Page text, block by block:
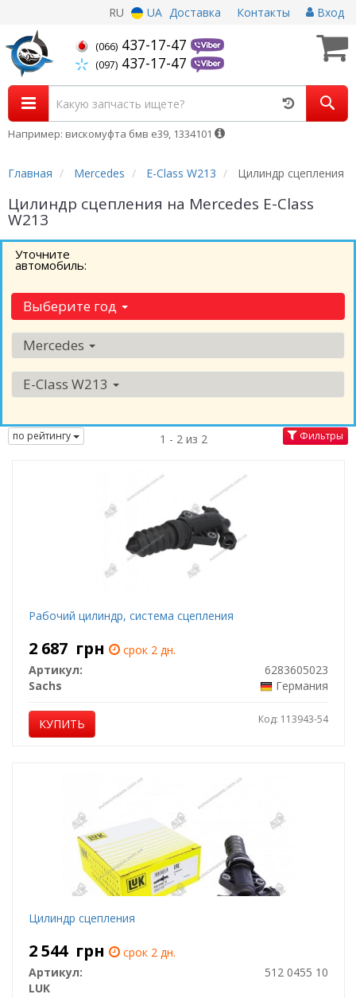
RU UA Доставка Контакты Вход
(066) 437-17-47
(097) 437-17-47
Например: вискомуфта бмв е39, 1334101
Главная Mercedes E-Class W213 Цилиндр сцепления
Цилиндр сцепления на Mercedes E-Class
W213
Уточните
автомобиль:
Выберите год
Mercedes
E-Class W213
по рейтингу 1 - 2 из 2 Фильтры
Рабочий цилиндр, система сцепления
2 687 грн
срок 2 дн.
Артикул:
6283605023
Sachs
Германия
КУПИТЬ Код: 113943-54
Цилиндр сцепления
2 544 грн
срок 2 дн.
Артикул:
512 0455 10
LUK